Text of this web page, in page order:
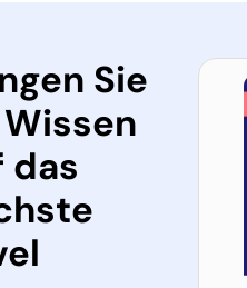
Sie
das